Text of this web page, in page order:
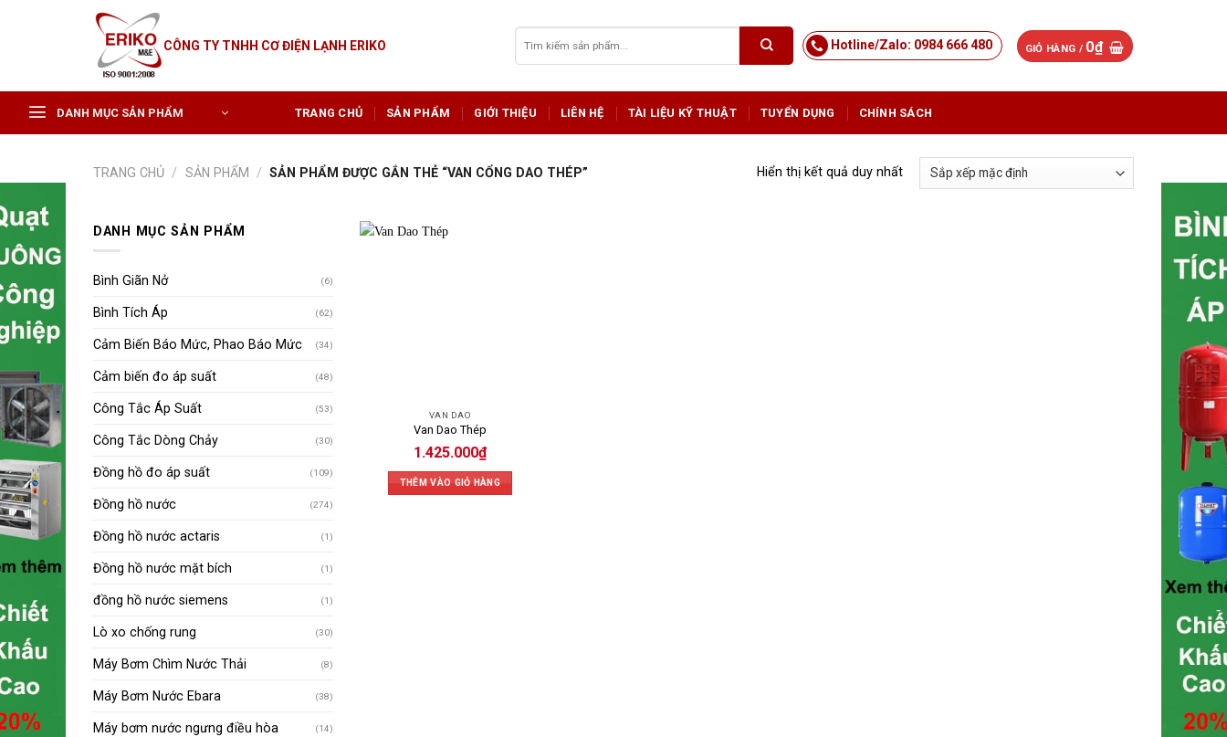
CÔNG TY TNHH CƠ ĐIỆN LẠNH ERIKO
kiếm:
Hotline/Zalo: 0984 666 480 GIỎ HÀNG / 0₫
DANH MỤC SẢN PHẨM TRANG CHỦ SẢN PHẨM GIỚI THIỆU LIÊN HỆ TÀI LIỆU KỸ THUẬT TUYỂN DỤNG CHÍNH SÁCH
TRANG CHỦ / SẢN PHẨM / SẢN PHẨM ĐƯỢC GẮN THẺ “VAN CỔNG DAO THÉP” Hiển thị kết quả duy nhất
DANH MỤC SẢN PHẨM
Bình Giãn Nở (6)
Bình Tích Áp (62)
Cảm Biến Báo Mức, Phao Báo Mức (34)
Cảm biến đo áp suất (48)
Công Tắc Áp Suất (53)
Công Tắc Dòng Chảy (30)
Đồng hồ đo áp suất (109)
Đồng hồ nước (274)
Đồng hồ nước actaris (1)
Đồng hồ nước mặt bích (1)
đồng hồ nước siemens (1)
Lò xo chống rung (30)
Máy Bơm Chìm Nước Thải (8)
Máy Bơm Nước Ebara (38)
Máy bơm nước ngưng điều hòa (14)
VAN DAO
Van Dao Thép
1.425.000₫
THÊM VÀO GIỎ HÀNG